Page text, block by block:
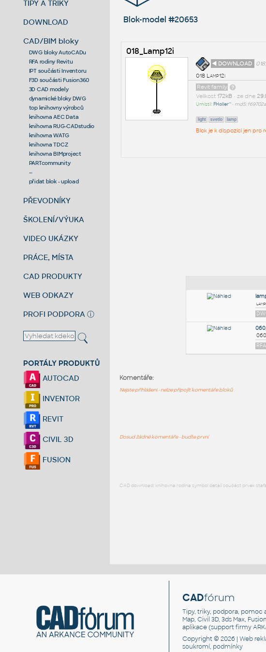
TIPY A TRIKY
DOWNLOAD
CAD/BIM bloky
DWG bloky AutoCADu
RFA rodiny Revitu
IPT součásti Inventoru
F3D součásti Fusion360
3D CAD modely
dynamické bloky DWG
top knihovny výrobců
knihovna AEC Data
knihovna RUG-CADstudio
knihovna WATG
knihovna TDCZ
knihovna BIMproject
PARTcommunity
--
přidat blok - upload
PŘEVODNÍKY
ŠKOLENÍ/VÝUKA
VIDEO UKÁZKY
PRÁCE, MÍSTA
CAD PRODUKTY
WEB ODKAZY
PROFI PODPORA ⓘ
PORTÁLY PRODUKTŮ
AUTOCAD
INVENTOR
REVIT
CIVIL 3D
FUSION
Blok-model #20653
018_Lamp12i
◄ DOWNLOAD
018 Lamp12i
Revit family
Velikost 172kB• ze dne
Umístil: FHoller^ • md5:
light svetlo lamp
Blok je k dispozici jen pro
Komentáře:
Nejste přihlášeni - nelze připojit komentáře bloků
Dosud žádné komentáře - buďte první
CAD download: knihovna rodina symbol detail součást prvek
CADfórum
Tipy, triky, podpora, pomoc
Map, Civil 3D, 3ds Max,
aplikace (support firmy
Copyright © 2026 |Web
soukromí, podmínky